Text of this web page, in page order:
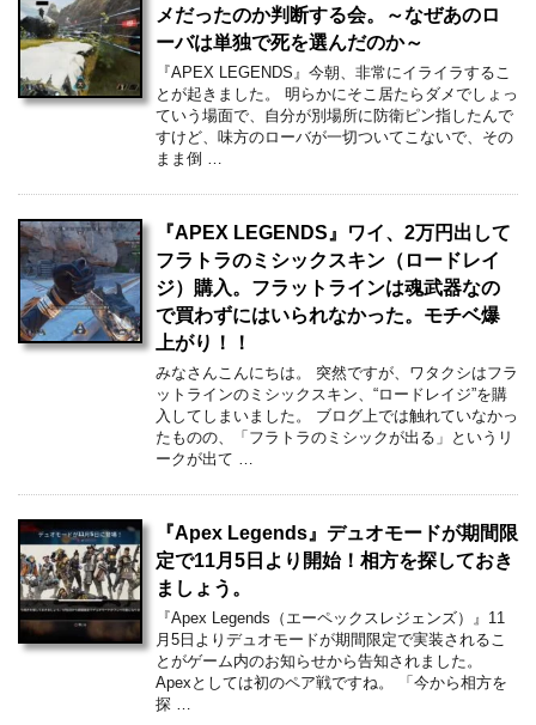
メだったのか判断する会。～なぜあのロ
ーバは単独で死を選んだのか～
『APEX LEGENDS』今朝、非常にイライラするこ
とが起きました。 明らかにそこ居たらダメでしょっ
ていう場面で、自分が別場所に防衛ピン指したんで
すけど、味方のローバが一切ついてこないで、その
まま倒 …
『APEX LEGENDS』ワイ、2万円出して
フラトラのミシックスキン（ロードレイ
ジ）購入。フラットラインは魂武器なの
で買わずにはいられなかった。モチベ爆
上がり！！
みなさんこんにちは。 突然ですが、ワタクシはフラ
ットラインのミシックスキン、“ロードレイジ”を購
入してしまいました。 ブログ上では触れていなかっ
たものの、「フラトラのミシックが出る」というリ
ークが出て …
『Apex Legends』デュオモードが期間限
定で11月5日より開始！相方を探しておき
ましょう。
『Apex Legends（エーペックスレジェンズ）』11
月5日よりデュオモードが期間限定で実装されるこ
とがゲーム内のお知らせから告知されました。
Apexとしては初のペア戦ですね。 「今から相方を
探 …